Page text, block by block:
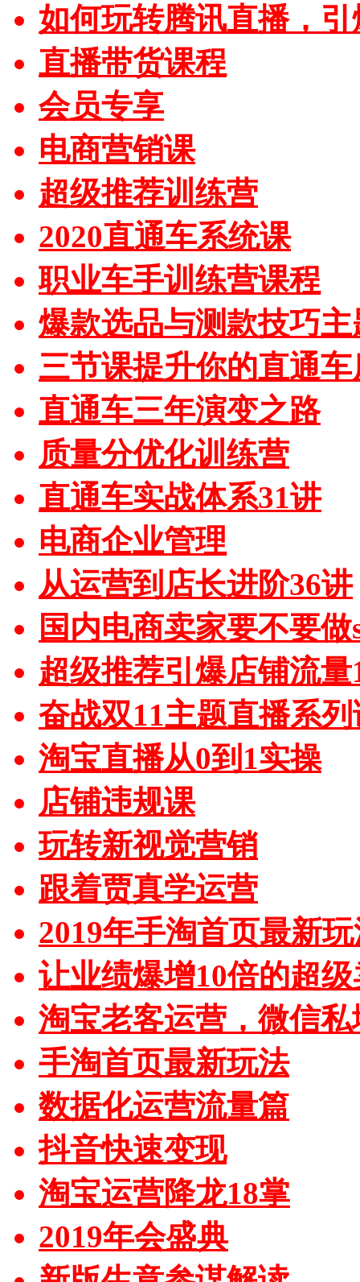
如何玩转腾讯直播，
直播带货课程
会员专享
电商营销课
超级推荐训练营
2020直通车系统课
职业车手训练营课程
爆款选品与测款技巧主
三节课提升你的直通
直通车三年演变之路
质量分优化训练营
直通车实战体系31讲
电商企业管理
从运营到店长进阶36讲
国内电商卖家要不要做
超级推荐引爆店铺流量
奋战双11主题直播系列
淘宝直播从0到1实操
店铺违规课
玩转新视觉营销
跟着贾真学运营
2019年手淘首页最新
让业绩爆增10倍的超
淘宝老客运营，微信私
手淘首页最新玩法
数据化运营流量篇
抖音快速变现
淘宝运营降龙18掌
2019年会盛典